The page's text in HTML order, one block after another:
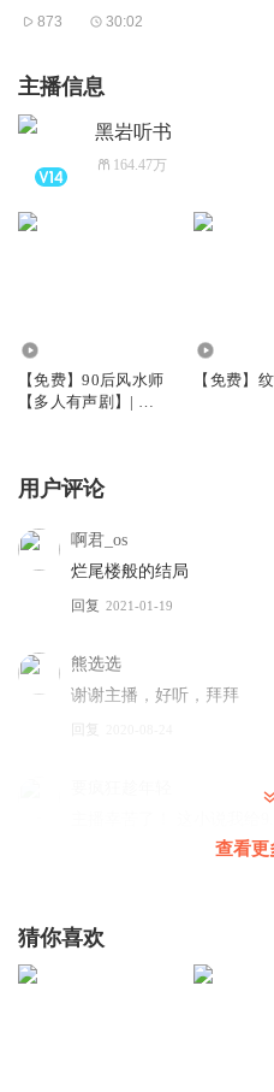
873 30:02
主播信息
黑岩听书
164.47万
【免费】90后风水师
【多人有声剧】| 悬
【免费】
用户评论
啊君_os
烂尾楼般的结局
回复 2021-01-19
熊选选
谢谢主播，好听，拜拜
回复
查看更
猜你喜欢